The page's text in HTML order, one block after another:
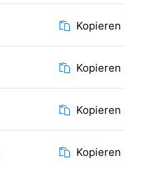
Kopieren
Kopieren
Kopieren
Kopieren